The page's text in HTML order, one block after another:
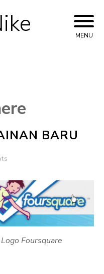
MENU
BARU
Logo Foursquare